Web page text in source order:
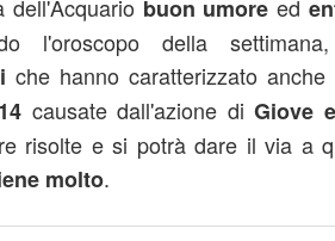
dell'Acquario buon umore ed
l'oroscopo della
che hanno caratterizzato
causate dall'azione diGiove
risolte e si potrà dare il via a
molto.